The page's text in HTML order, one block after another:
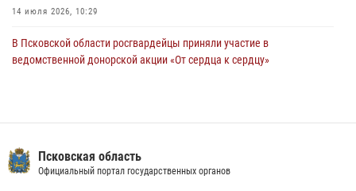
14 июля 2026, 10:29
В Псковской области росгвардейцы приняли участие в
ведомственной донорской акции «От сердца к сердцу»
24 июля 2026, 13:59 1
Псковская область
Официальный портал государственных органов